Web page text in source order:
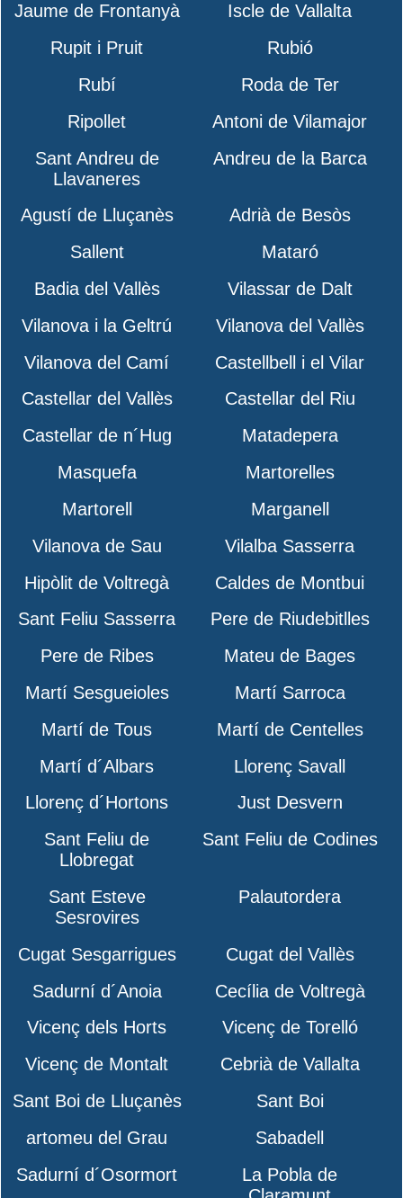
Jaume de Frontanyà
Iscle de Vallalta
Rupit i Pruit
Rubió
Rubí
Roda de Ter
Ripollet
Antoni de Vilamajor
Sant Andreu de
Llavaneres
Andreu de la Barca
Agustí de Lluçanès
Adrià de Besòs
Sallent
Mataró
Badia del Vallès
Vilassar de Dalt
Vilanova i la Geltrú
Vilanova del Vallès
Vilanova del Camí
Castellbell i el Vilar
Castellar del Vallès
Castellar del Riu
Castellar de n´Hug
Matadepera
Masquefa
Martorelles
Martorell
Marganell
Vilanova de Sau
Vilalba Sasserra
Hipòlit de Voltregà
Caldes de Montbui
Sant Feliu Sasserra
Pere de Riudebitlles
Pere de Ribes
Mateu de Bages
Martí Sesgueioles
Martí Sarroca
Martí de Tous
Martí de Centelles
Martí d´Albars
Llorenç Savall
Llorenç d´Hortons
Just Desvern
Sant Feliu de
Llobregat
Sant Feliu de Codines
Sant Esteve
Sesrovires
Palautordera
Cugat Sesgarrigues
Cugat del Vallès
Sadurní d´Anoia
Cecília de Voltregà
Vicenç dels Horts
Vicenç de Torelló
Vicenç de Montalt
Cebrià de Vallalta
Sant Boi de Lluçanès
Sant Boi
artomeu del Grau
Sabadell
Sadurní d´Osormort
La Pobla de